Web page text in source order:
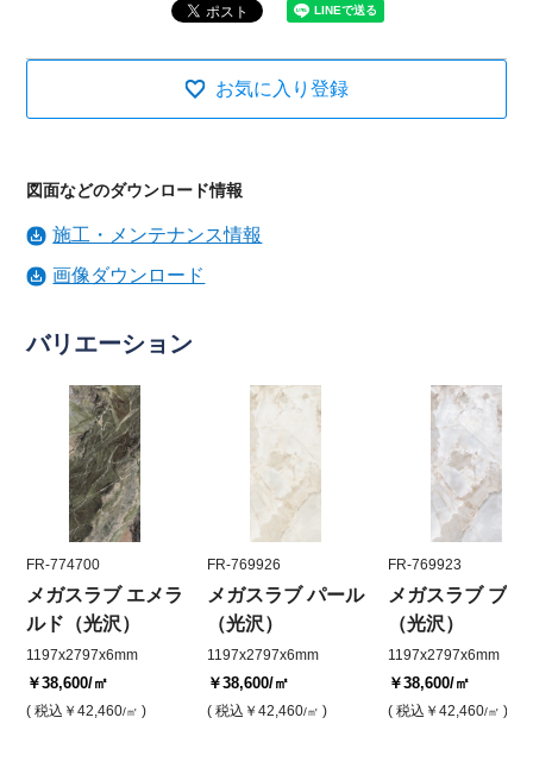
お気に入り登録
図面などのダウンロード情報
施工・メンテナンス情報
画像ダウンロード
バリエーション
FR-774700
メガスラブ エメラ
ルド（光沢）
1197x2797x6mm
￥38,600/㎡
( 税込 ￥42,460/㎡ )
FR-769926
メガスラブ パール
（光沢）
1197x2797x6mm
￥38,600/㎡
( 税込 ￥42,460/㎡ )
FR-769923
メガスラブ ブル
（光沢）
1197x2797x6mm
￥38,600/㎡
( 税込 ￥42,460/㎡ )